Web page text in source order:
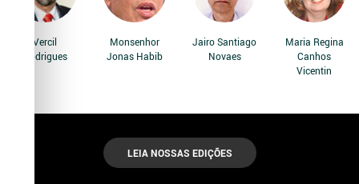
Vercil
Rodrigues
Monsenhor
Jonas Habib
Jairo Santiago
Novaes
Maria Regina
Canhos
Vicentin
LEIA NOSSAS EDIÇÕES